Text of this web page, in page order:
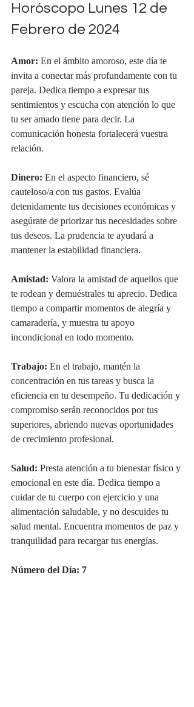
Horóscopo Lunes 12 de
Febrero de 2024
Amor: En el ámbito amoroso, este día te
invita a conectar más profundamente con tu
pareja. Dedica tiempo a expresar tus
sentimientos y escucha con atención lo que
tu ser amado tiene para decir. La
comunicación honesta fortalecerá vuestra
relación.
Dinero: En el aspecto financiero, sé
cauteloso/a con tus gastos. Evalúa
detenidamente tus decisiones económicas y
asegúrate de priorizar tus necesidades sobre
tus deseos. La prudencia te ayudará a
mantener la estabilidad financiera.
Amistad: Valora la amistad de aquellos que
te rodean y demuéstrales tu aprecio. Dedica
tiempo a compartir momentos de alegría y
camaradería, y muestra tu apoyo
incondicional en todo momento.
Trabajo: En el trabajo, mantén la
concentración en tus tareas y busca la
eficiencia en tu desempeño. Tu dedicación y
compromiso serán reconocidos por tus
superiores, abriendo nuevas oportunidades
de crecimiento profesional.
Salud: Presta atención a tu bienestar físico y
emocional en este día. Dedica tiempo a
cuidar de tu cuerpo con ejercicio y una
alimentación saludable, y no descuides tu
salud mental. Encuentra momentos de paz y
tranquilidad para recargar tus energías.
Número del Día: 7